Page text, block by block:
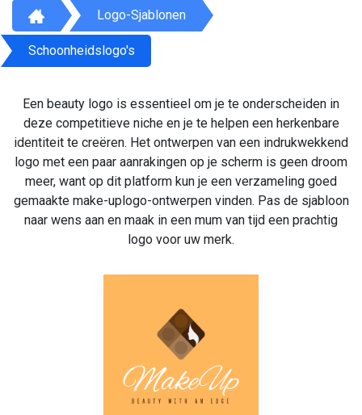
Logo-Sjablonen
Schoonheidslogo's
Een beauty logo is essentieel om je te onderscheiden in
deze competitieve niche en je te helpen een herkenbare
identiteit te creëren. Het ontwerpen van een indrukwekkend
logo met een paar aanrakingen op je scherm is geen droom
meer, want op dit platform kun je een verzameling goed
gemaakte make-uplogo-ontwerpen vinden. Pas de sjabloon
naar wens aan en maak in een mum van tijd een prachtig
logo voor uw merk.